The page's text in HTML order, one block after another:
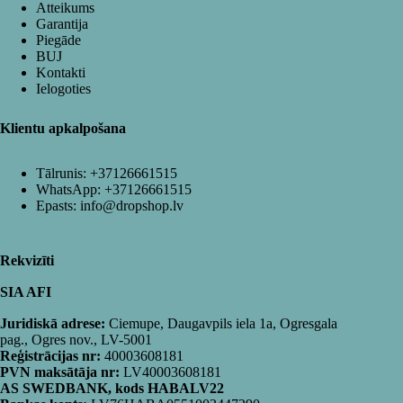
Atteikums
Garantija
Piegāde
BUJ
Kontakti
Ielogoties
Klientu apkalpošana
Tālrunis: +37126661515
WhatsApp: +37126661515
Epasts: info@dropshop.lv
Rekvizīti
SIA AFI
Juridiskā adrese: Ciemupe, Daugavpils iela 1a, Ogresgala
pag., Ogres nov., LV-5001
Reģistrācijas nr: 40003608181
PVN maksātāja nr: LV40003608181
AS SWEDBANK, kods HABALV22